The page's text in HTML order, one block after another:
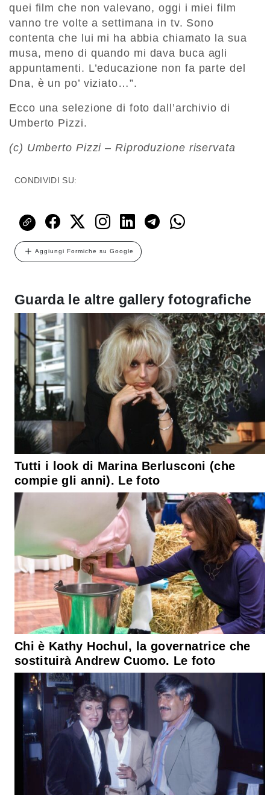
quei film che non valevano, oggi i miei film
vanno tre volte a settimana in tv. Sono
contenta che lui mi ha abbia chiamato la sua
musa, meno di quando mi dava buca agli
appuntamenti. L’educazione non fa parte del
Dna, è un po’ viziato…”.
Ecco una selezione di foto dall’archivio di
Umberto Pizzi.
(c) Umberto Pizzi – Riproduzione riservata
CONDIVIDI SU:
Aggiungi Formiche su Google
Guarda le altre gallery fotografiche
Tutti i look di Marina Berlusconi (che
compie gli anni). Le foto
Chi è Kathy Hochul, la governatrice che
sostituirà Andrew Cuomo. Le foto